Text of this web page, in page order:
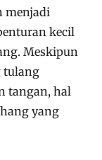
menjadi
kecil
Meskipun
tulang
tangan, hal
yang